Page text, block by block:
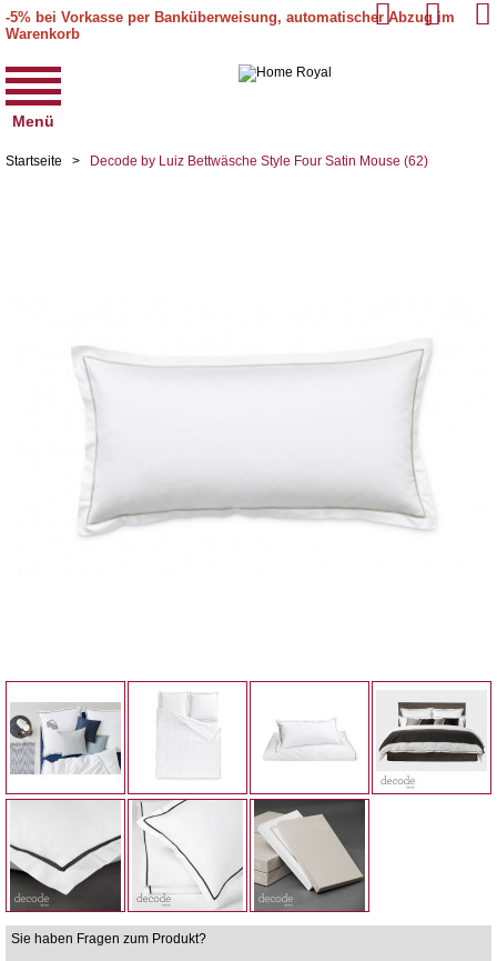
-5% bei Vorkasse per Banküberweisung, automatischer Abzug im
Warenkorb
Menü
Startseite > Decode by Luiz Bettwäsche Style Four Satin Mouse (62)
Sie haben Fragen zum Produkt?